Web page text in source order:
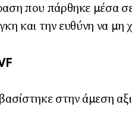
που πάρθηκε μέσα σε
και την ευθύνη να μη
στην άμεση